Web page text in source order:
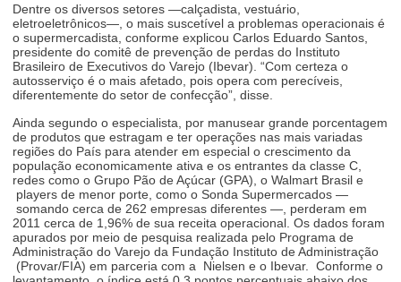
Dentre os diversos setores —calçadista, vestuário,
eletroeletrônicos—, o mais suscetível a problemas operacionais é
o supermercadista, conforme explicou Carlos Eduardo Santos,
presidente do comitê de prevenção de perdas do Instituto
Brasileiro de Executivos do Varejo (Ibevar). “Com certeza o
autosserviço é o mais afetado, pois opera com perecíveis,
diferentemente do setor de confecção”, disse.
Ainda segundo o especialista, por manusear grande porcentagem
de produtos que estragam e ter operações nas mais variadas
regiões do País para atender em especial o crescimento da
população economicamente ativa e os entrantes da classe C,
redes como o Grupo Pão de Açúcar (GPA), o Walmart Brasil e
players de menor porte, como o Sonda Supermercados —
somando cerca de 262 empresas diferentes —, perderam em
2011 cerca de 1,96% de sua receita operacional. Os dados foram
apurados por meio de pesquisa realizada pelo Programa de
Administração do Varejo da Fundação Instituto de Administração
(Provar/FIA) em parceria com a Nielsen e o Ibevar. Conforme o